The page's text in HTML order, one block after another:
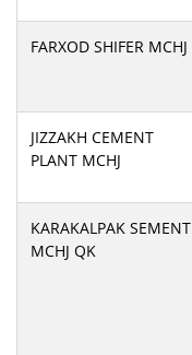
FARXOD SHIFER MCHJ
JIZZAKH CEMENT
PLANT MCHJ
KARAKALPAK SEMENT
MCHJ QK